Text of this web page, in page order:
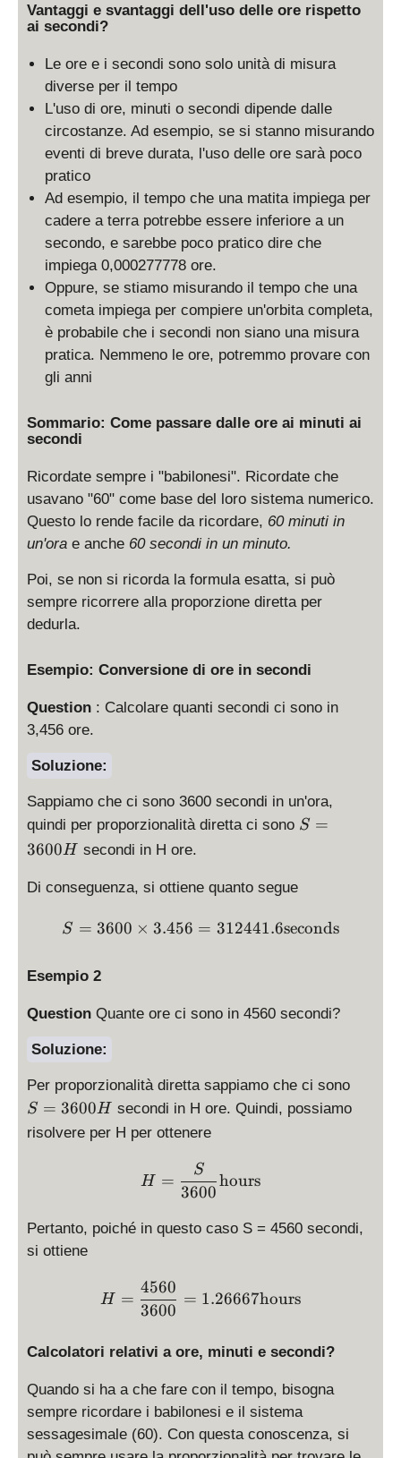
Vantaggi e svantaggi dell'uso delle ore rispetto
ai secondi?
Le ore e i secondi sono solo unità di misura
diverse per il tempo
L'uso di ore, minuti o secondi dipende dalle
circostanze. Ad esempio, se si stanno misurando
eventi di breve durata, l'uso delle ore sarà poco
pratico
Ad esempio, il tempo che una matita impiega per
cadere a terra potrebbe essere inferiore a un
secondo, e sarebbe poco pratico dire che
impiega 0,000277778 ore.
Oppure, se stiamo misurando il tempo che una
cometa impiega per compiere un'orbita completa,
è probabile che i secondi non siano una misura
pratica. Nemmeno le ore, potremmo provare con
gli anni
Sommario: Come passare dalle ore ai minuti ai
secondi
Ricordate sempre i "babilonesi". Ricordate che
usavano "60" come base del loro sistema numerico.
Questo lo rende facile da ricordare, 60 minuti in
un'ora e anche 60 secondi in un minuto.
Poi, se non si ricorda la formula esatta, si può
sempre ricorrere alla proporzione diretta per
dedurla.
Esempio: Conversione di ore in secondi
Question : Calcolare quanti secondi ci sono in
3,456 ore.
Soluzione:
Sappiamo che ci sono 3600 secondi in un'ora,
quindi per proporzionalità diretta ci sono S
0
H
S =
3600H secondi in H ore.
Di conseguenza, si ottiene quanto segue
S = 3600 \times 3.456 =
S = 3600 × 3.456 = 312441.6seconds
Esempio 2
Question Quante ore ci sono in 4560 secondi?
Soluzione:
Per proporzionalità diretta sappiamo che ci sono
=
S = 3600H secondi in H ore. Quindi, possiamo
risolvere per H per ottenere
H = \frac{S}{3600} \text
H =
3600
S
hours
Pertanto, poiché in questo caso S = 4560 secondi,
si ottiene
H = \frac{4560}{3600} =
H =
3600
4560
= 1.26667hours
Calcolatori relativi a ore, minuti e secondi?
Quando si ha a che fare con il tempo, bisogna
sempre ricordare i babilonesi e il sistema
sessagesimale (60). Con questa conoscenza, si